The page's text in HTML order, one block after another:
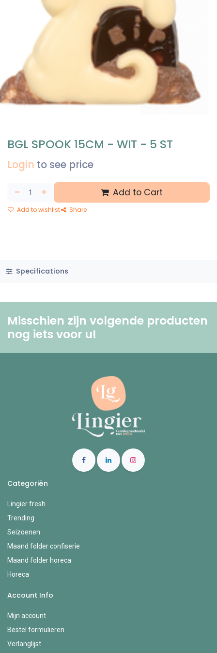
BGL SPOOK 15CM - WIT - 5 ST
Login to see price
Add to Cart
Add to wishlist Share
Specifications
Misschien zijn volgende producten
nog iets voor u! ​
Categoriën
Lingier fresh
Trending
Seizoenen
Maand folder confiserie
Maand folder horeca
Horeca
Account Info
Mijn account
Bestel formulieren
Verlanglijst